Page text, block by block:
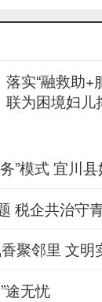
落实“融救助+服务”
联为困境妇儿
”模式 宜川
税企共治
聚邻里 文明
途无忧